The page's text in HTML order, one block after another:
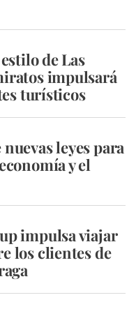
de Las
impulsará
turísticos
leyes para
y el
impulsa viajar
los clientes de